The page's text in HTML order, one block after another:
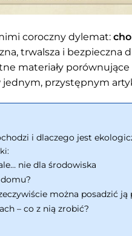
coroczny dylemat:
trwalsza i bezpieczna
materiały
jednym, przystępnym
i dlaczego jest
nie dla środowiska
można posadzić ją
– co z nią zrobić?